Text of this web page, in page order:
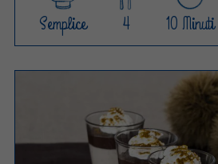
Semplice 4 10 Minuti